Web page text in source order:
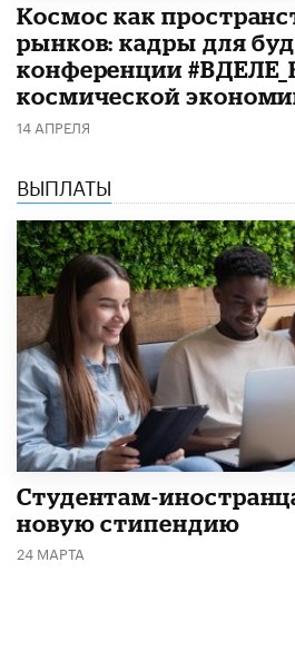
Космос как
рынков: кадры для
конференции
космической
14 АПРЕЛЯ
ВЫПЛАТЫ
Студентам-
новую стипендию
24 МАРТА